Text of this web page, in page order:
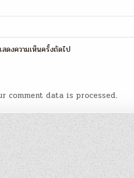
ดงความเห็นครั้งถัดไป
comment data is processed.